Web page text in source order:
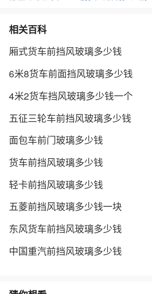
相关百科
厢式货车前挡风玻璃多少钱
6米8货车前面挡风玻璃多少钱
4米2货车挡风玻璃多少钱一个
五征三轮车前挡风玻璃多少钱
面包车前门玻璃多少钱
货车前挡风玻璃多少钱
轻卡前挡风玻璃多少钱
五菱前挡风玻璃多少钱一块
东风货车前挡风玻璃多少钱
中国重汽前挡风玻璃多少钱